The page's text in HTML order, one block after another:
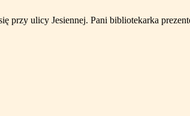
przy ulicy Jesiennej. Pani bibliotekarka